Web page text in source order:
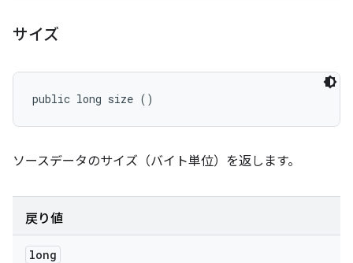
サイズ
public long size ()
ソースデータのサイズ（バイト単位）を返します。
戻り値
long